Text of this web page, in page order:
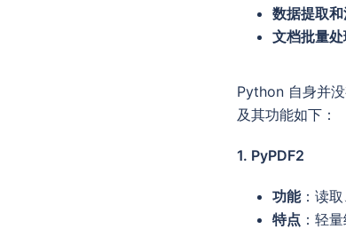
数据提取
文档批量处
Python 自身并
及其功能如下：
1. PyPDF2
功能：读取
特点 ：轻